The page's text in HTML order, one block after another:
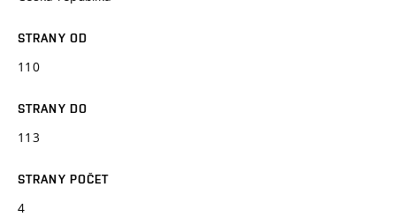
STRANY OD
110
STRANY DO
113
STRANY POČET
4